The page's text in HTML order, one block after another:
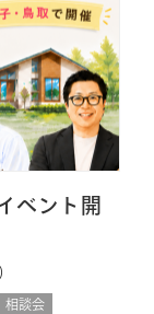
ベント開
相談会